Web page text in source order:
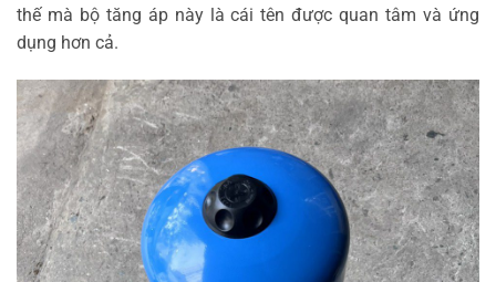
thế mà bộ tăng áp này là cái tên được quan tâm và ứng
dụng hơn cả.